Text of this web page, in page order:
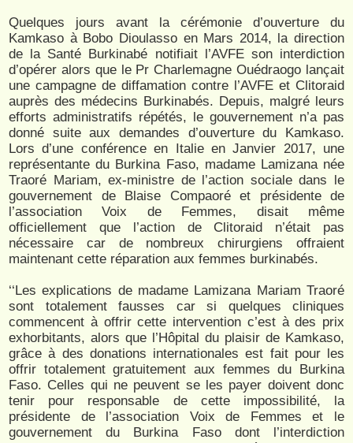
Quelques jours avant la cérémonie d’ouverture du
Kamkaso à Bobo Dioulasso en Mars 2014, la direction
de la Santé Burkinabé notifiait l’AVFE son interdiction
d’opérer alors que le Pr Charlemagne Ouédraogo lançait
une campagne de diffamation contre l’AVFE et Clitoraid
auprès des médecins Burkinabés. Depuis, malgré leurs
efforts administratifs répétés, le gouvernement n’a pas
donné suite aux demandes d’ouverture du Kamkaso.
Lors d’une conférence en Italie en Janvier 2017, une
représentante du Burkina Faso, madame Lamizana née
Traoré Mariam, ex-ministre de l’action sociale dans le
gouvernement de Blaise Compaoré et présidente de
l’association Voix de Femmes, disait même
officiellement que l’action de Clitoraid n’était pas
nécessaire car de nombreux chirurgiens offraient
maintenant cette réparation aux femmes burkinabés.
‘‘Les explications de madame Lamizana Mariam Traoré
sont totalement fausses car si quelques cliniques
commencent à offrir cette intervention c’est à des prix
exhorbitants, alors que l’Hôpital du plaisir de Kamkaso,
grâce à des donations internationales est fait pour les
offrir totalement gratuitement aux femmes du Burkina
Faso. Celles qui ne peuvent se les payer doivent donc
tenir pour responsable de cette impossibilité, la
présidente de l’association Voix de Femmes et le
gouvernement du Burkina Faso dont l’interdiction